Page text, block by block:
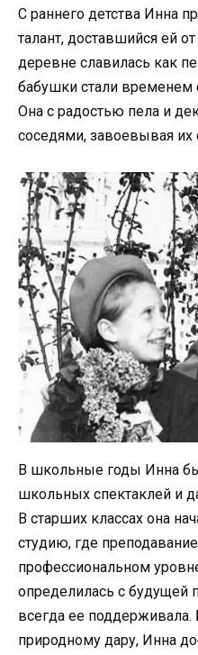
С раннего детства Инна
талант, доставшийся ей
деревне славилась как
бабушки стали временем
Она с радостью пела и
соседями, завоевывая их
В школьные годы Инна
школьных спектаклей и
В старших классах она
студию, где
профессиональном
определилась с будущей
всегда ее поддерживала.
природному дару, Инна